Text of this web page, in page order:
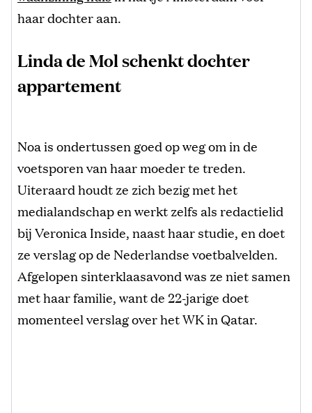
haar dochter aan.
Linda de Mol schenkt dochter
appartement
Noa is ondertussen goed op weg om in de
voetsporen van haar moeder te treden.
Uiteraard houdt ze zich bezig met het
medialandschap en werkt zelfs als redactielid
bij Veronica Inside, naast haar studie, en doet
ze verslag op de Nederlandse voetbalvelden.
Afgelopen sinterklaasavond was ze niet samen
met haar familie, want de 22-jarige doet
momenteel verslag over het WK in Qatar.